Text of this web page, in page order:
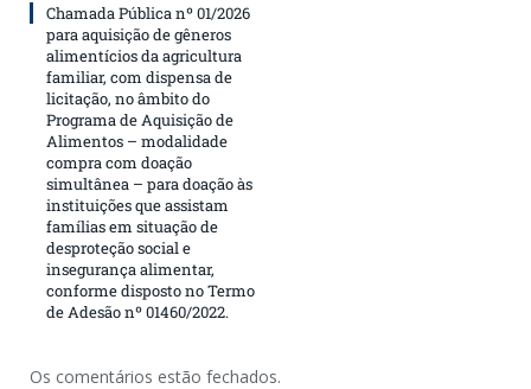
Chamada Pública nº 01/2026
para aquisição de gêneros
alimentícios da agricultura
familiar, com dispensa de
licitação, no âmbito do
Programa de Aquisição de
Alimentos – modalidade
compra com doação
simultânea – para doação às
instituições que assistam
famílias em situação de
desproteção social e
insegurança alimentar,
conforme disposto no Termo
de Adesão nº 01460/2022.
Os comentários estão fechados.